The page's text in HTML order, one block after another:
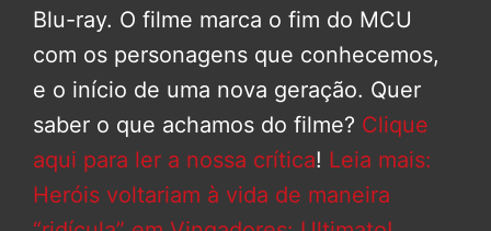
Blu-ray. O filme marca o fim do MCU
com os personagens que conhecemos,
e o início de uma nova geração. Quer
saber o que achamos do filme? Clique
aqui para ler a nossa crítica! Leia mais:
Heróis voltariam à vida de maneira